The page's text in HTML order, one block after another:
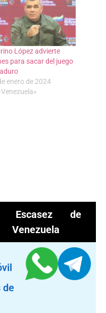
López advierte
para sacar del juego
enero de 2024
Escasez de
Venezuela
de